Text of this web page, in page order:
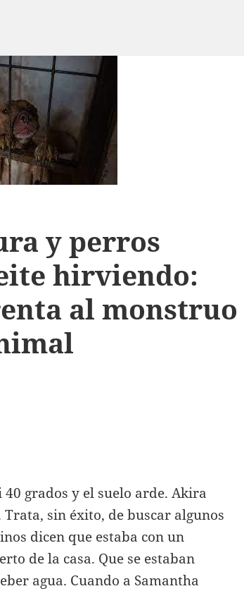
y perros
hirviendo:
al monstruo
40 grados y el suelo arde. Akira
Trata, sin éxito, de buscar algunos
dicen que estaba con un
de la casa. Que se estaban
agua. Cuando a Samantha